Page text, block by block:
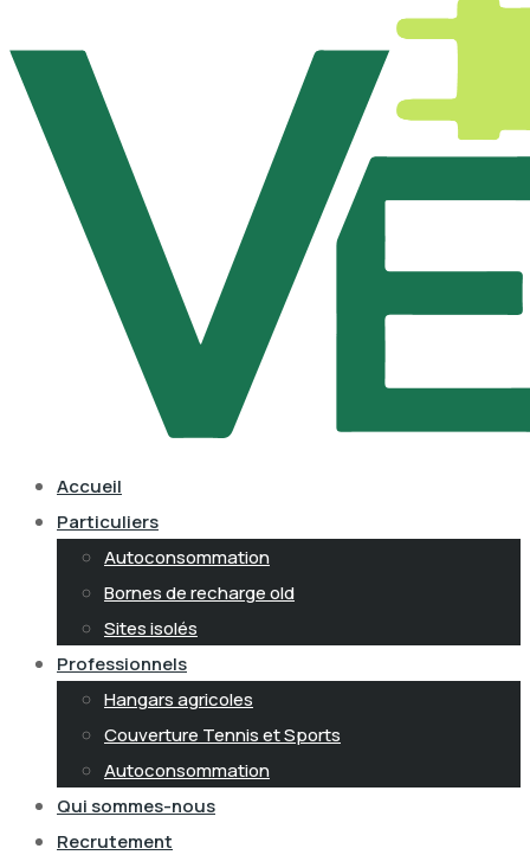
Accueil
Particuliers
Autoconsommation
Bornes de recharge old
Sites isolés
Professionnels
Hangars agricoles
Couverture Tennis et Sports
Autoconsommation
Qui sommes-nous
Recrutement